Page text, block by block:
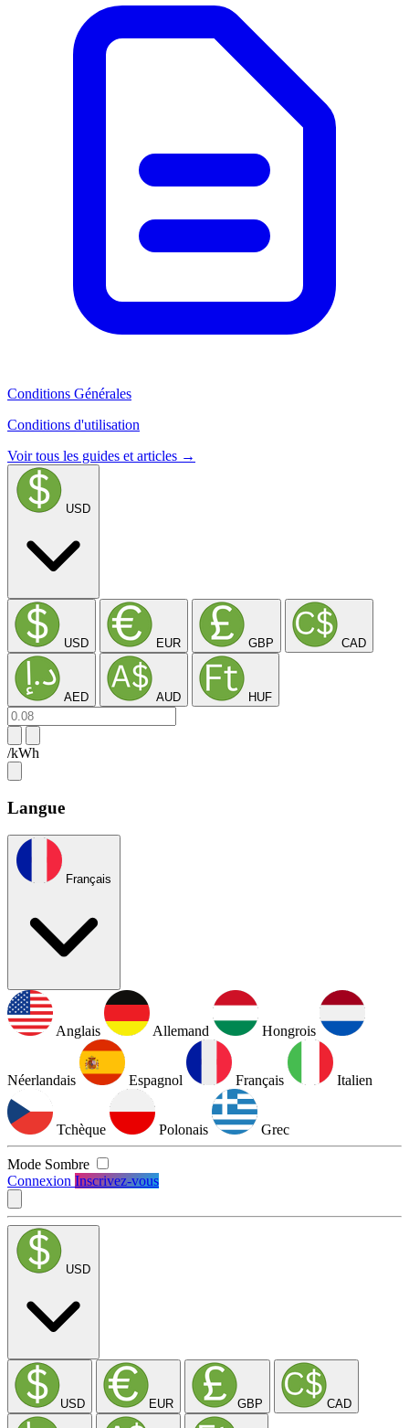
Conditions Générales
Conditions d'utilisation
Voir tous les guides et articles →
USD
USD EUR GBP CAD
AED AUD HUF
/kWh
Langue
Français
Anglais Allemand Hongrois
Néerlandais Espagnol Français Italien
Tchèque Polonais Grec
Mode Sombre
Connexion Inscrivez-vous
USD
USD EUR GBP CAD